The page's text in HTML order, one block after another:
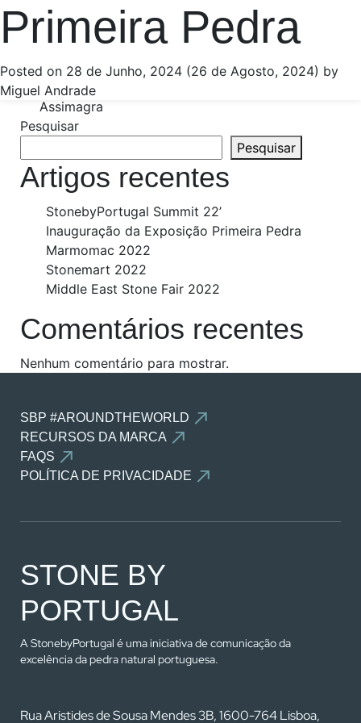
VOLTAR
Atingiu o número máximo de
pedras do comparador!
do comparador
VER COMPARADOR
Primeira Pedra
Posted on 28 de Junho, 2024 (26 de Agosto, 2024) by
Miguel Andrade
Navegação nos
Posts
Cluster Portugal Mineral Resources
Assimagra
Pesquisar
Pesquisar
Artigos recentes
StonebyPortugal Summit 22’
Inauguração da Exposição Primeira Pedra
Marmomac 2022
Stonemart 2022
Middle East Stone Fair 2022
Comentários recentes
Nenhum comentário para mostrar.
SBP #AROUNDTHEWORLD
RECURSOS DA MARCA
FAQS
POLÍTICA DE PRIVACIDADE
STONE BY
PORTUGAL
A StonebyPortugal é uma iniciativa de comunicação da
excelência da pedra natural portuguesa.
Rua Aristides de Sousa Mendes 3B, 1600-764 Lisboa,